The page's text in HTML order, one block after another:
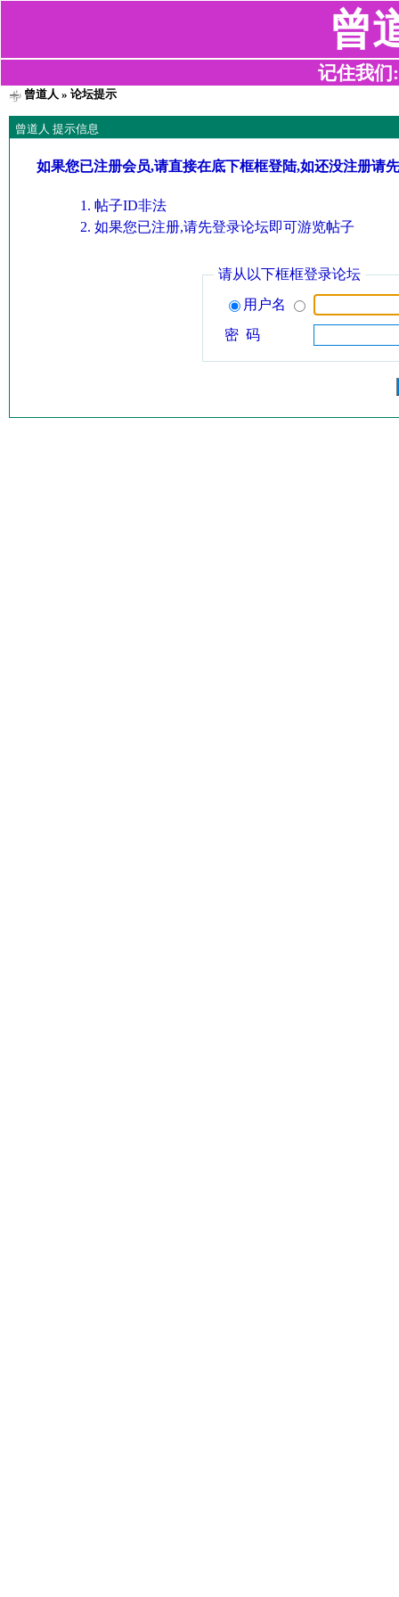
曾
记住我们
曾道人 » 论坛提示
曾道人 提示信息
如果您已注册会员,请直接在底下框框登陆,如还没注册请
帖子ID非法
如果您已注册,请先登录论坛即可游览帖子
请从以下框框登录论坛
用户名
密 码